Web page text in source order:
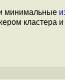
минимальные
кластера и